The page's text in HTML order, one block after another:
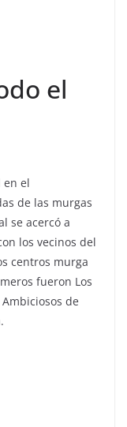
el
en el
de las murgas
se acercó a
los vecinos del
centros murga
fueron Los
de